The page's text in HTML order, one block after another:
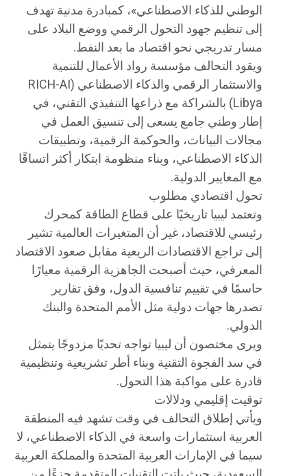
الوطني للذكاء الاصطناعي»، كمبادرة مدنية تهدف
إلى تنظيم جهود التحول الرقمي ووضع البلاد على
مسار تدريجي نحو اقتصاد ما بعد النفط.
ويقود التحالف مؤسسة رواد الأعمال للتنمية
والاستثمار الرقمي والذكاء الاصطناعي (RICH-AI
Libya) بالشراكة مع ذراعها التنفيذي التقني، في
إطار وطني جامع يسعى إلى تنسيق العمل في
مجالات البيانات، والحوكمة الرقمية، وتطبيقات
الذكاء الاصطناعي، وبناء منظومة ابتكار أكثر اتساقًا
مع المعايير الدولية.
تحول اقتصادي مطلوب
وتعتمد ليبيا تاريخيًا على قطاع الطاقة كمحرك
رئيسي للاقتصاد، غير أن المتغيرات العالمية تشير
إلى تراجع الاقتصادات الريعية مقابل صعود الاقتصاد
المعرفي، حيث أصبحت الجاهزية الرقمية معيارًا
حاسمًا في تقييم تنافسية الدول، وفق تقارير
تصدرها جهات دولية مثل الأمم المتحدة والبنك
الدولي.
ويرى مختصون أن ليبيا تواجه تحديًا مزدوجًا يتمثل
في سد الفجوة التقنية وبناء أطر تشريعية وتنظيمية
قادرة على مواكبة هذا التحول.
توقيت إقليمي ودلالات
ويأتي إطلاق التحالف في وقت تشهد فيه المنطقة
العربية استثمارات واسعة في الذكاء الاصطناعي، لا
سيما في الإمارات العربية المتحدة والمملكة العربية